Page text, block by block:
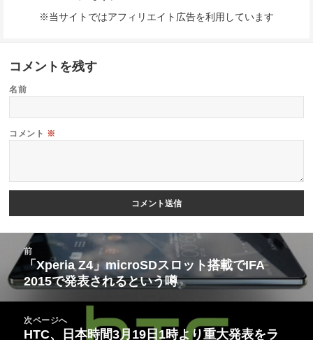
※当サイトではアフィリエイト広告を利用しています
コメントを残す
名前
コメント ※
ナ
ビ
前
前
の
稿:
「Xperia Z4」microSDスロット搭載でIFA
2015で発表されるという噂
次ページへ
次
HTC、日本時間3月19日1時より重大発表をラ